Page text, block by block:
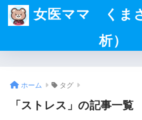
女医ママ くま
析）
ホーム タグ
「ストレス」の記事一覧